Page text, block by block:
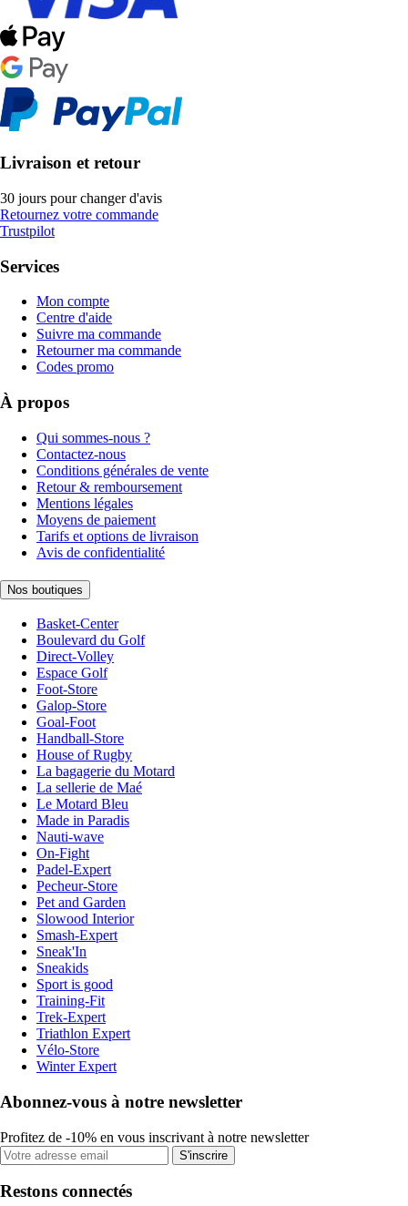
Livraison et retour
30 jours pour changer d'avis
Retournez votre commande
Trustpilot
Services
Mon compte
Centre d'aide
Suivre ma commande
Retourner ma commande
Codes promo
À propos
Qui sommes-nous ?
Contactez-nous
Conditions générales de vente
Retour & remboursement
Mentions légales
Moyens de paiement
Tarifs et options de livraison
Avis de confidentialité
Nos boutiques
Basket-Center
Boulevard du Golf
Direct-Volley
Espace Golf
Foot-Store
Galop-Store
Goal-Foot
Handball-Store
House of Rugby
La bagagerie du Motard
La sellerie de Maé
Le Motard Bleu
Made in Paradis
Nauti-wave
On-Fight
Padel-Expert
Pecheur-Store
Pet and Garden
Slowood Interior
Smash-Expert
Sneak'In
Sneakids
Sport is good
Training-Fit
Trek-Expert
Triathlon Expert
Vélo-Store
Winter Expert
Abonnez-vous à notre newsletter
Profitez de -10% en vous inscrivant à notre newsletter
S'inscrire
Restons connectés